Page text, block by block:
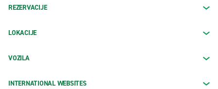
REZERVACIJE
LOKACIJE
VOZILA
INTERNATIONAL WEBSITES